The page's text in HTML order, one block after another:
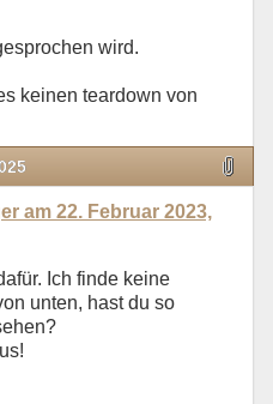
wird.
keinen teardown von
am 22. Februar 2023,
Ich finde keine
unten, hast du so